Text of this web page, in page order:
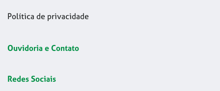
Política de privacidade
Ouvidoria e Contato
Redes Sociais